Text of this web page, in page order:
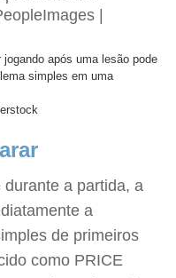
após uma lesão pode
simples em uma
a partida, a
a
de primeiros
como PRICE